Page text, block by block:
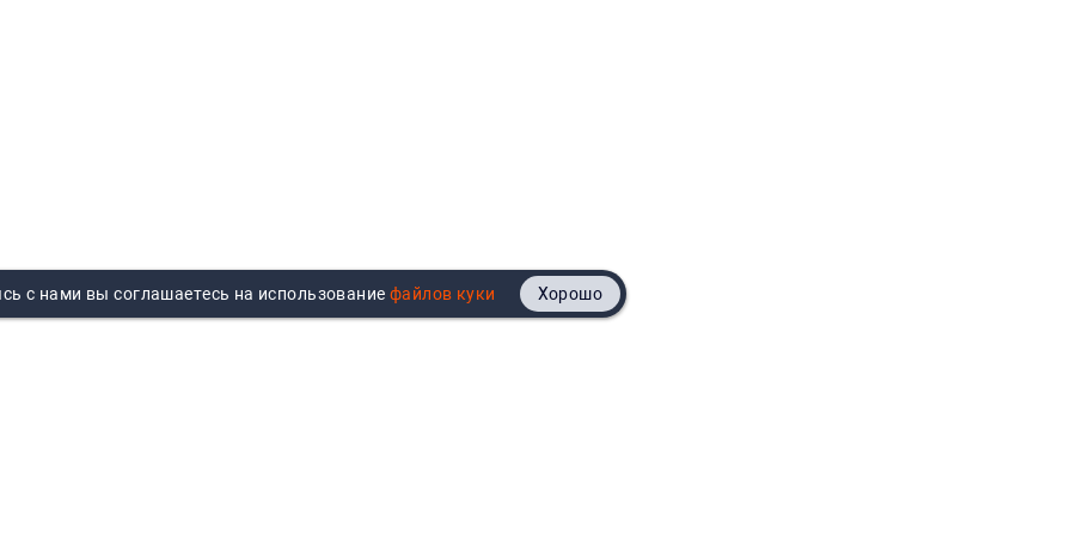
с нами вы соглашаетесь на использование Хорошо